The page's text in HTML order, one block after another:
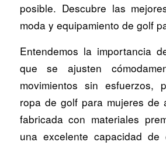
posible. Descubre las
moda y equipamiento de golf
Entendemos la importancia
que se ajusten
movimientos sin esfuerzos,
ropa de golf para mujeres de
fabricada con materiales
una excelente capacidad de